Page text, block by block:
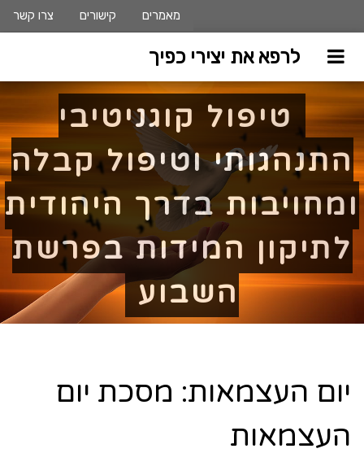
מאמרים קישורים צרו קשר
לרפא את יצירי כפיך
טיפול קוגניטיבי
התנהגותי וטיפול קבלה
ומחויבות בדרך היהודית
לתיקון המידות בפרשת
השבוע
יום העצמאות: מסכת יום
העצמאות